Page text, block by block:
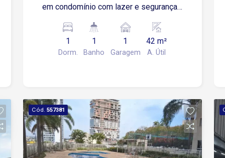
em condomínio com lazer e segurança.
ao Ypê Supermercados, além de
escolas, restaurantes e diversos
comércios locais. Sobre o apartamento:
(torre com elevador) Gás encanado
Garagem: 1 vaga descoberta
Condomínio oferece: Piscinas adulto e
infantil Área gourmet com churrasqueira
Salão de festas Mercado 24 horas
1
Dorm.
1
Banho
1
Garagem
42 m²
A. Útil
Cód. 557381